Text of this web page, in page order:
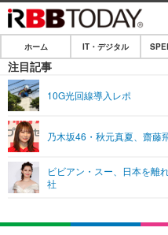
ホーム
IT・デジタル
ショッピング
SPEED TEST
エンタメ
ライフ
ライフTOP
リリース一覧
ホーム IT・デジタル
注目記事
10G光回線導入レポ
乃木坂46・秋元真夏、齋藤
ビビアン・スー、日本を離
社